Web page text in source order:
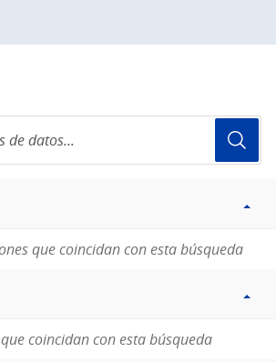
que coincidan con esta búsqueda
coincidan con esta búsqueda